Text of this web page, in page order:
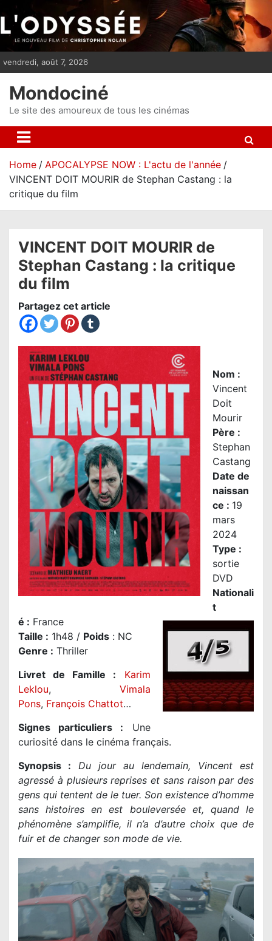
i
p
n
vendredi, août 7, 2026
Mondociné
Le site des amoureux de tous les cinémas
Home
APOCALYPSE NOW : L'actu de l'année
VINCENT DOIT MOURIR de Stephan Castang : la
critique du film
VINCENT DOIT MOURIR de
Stephan Castang : la critique
du film
Partagez cet article
Nom :
Vincent
Doit
Mourir
Père :
Stephan
Castang
Date de
naissan
ce : 19
mars
2024
Type :
sortie
DVD
Nationali
t
é : France
Taille : 1h48 / Poids : NC
Genre : Thriller
Livret de Famille :
Karim
Leklou, Vimala
Pons, François Chattot…
Signes particuliers : Une
curiosité dans le cinéma français.
Synopsis :
Du jour au lendemain, Vincent est
agressé à plusieurs reprises et sans raison par des
gens qui tentent de le tuer. Son existence d’homme
sans histoires en est bouleversée et, quand le
phénomène s’amplifie, il n’a d’autre choix que de
fuir et de changer son mode de vie.